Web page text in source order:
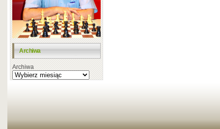
Archiwa
Archiwa